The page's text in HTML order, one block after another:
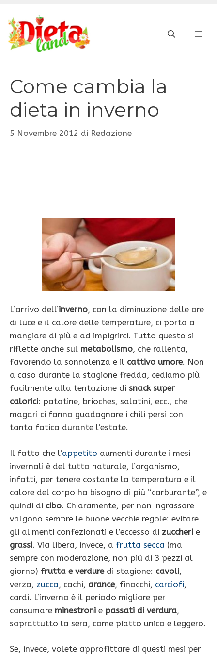
contenuto
Come cambia la
dieta in inverno
5 Novembre 2012 di Redazione
L’arrivo dell’inverno, con la diminuzione delle ore
di luce e il calore delle temperature, ci porta a
mangiare di più e ad impigrirci. Tutto questo si
riflette anche sul metabolismo, che rallenta,
favorendo la sonnolenza e il cattivo umore. Non
a caso durante la stagione fredda, cediamo più
facilmente alla tentazione di snack super
calorici: patatine, brioches, salatini, ecc., che
magari ci fanno guadagnare i chili persi con
tanta fatica durante l’estate.
Il fatto che l’appetito aumenti durante i mesi
invernali è del tutto naturale, l’organismo,
infatti, per tenere costante la temperatura e il
calore del corpo ha bisogno di più “carburante”, e
quindi di cibo. Chiaramente, per non ingrassare
valgono sempre le buone vecchie regole: evitare
gli alimenti confezionati e l’eccesso di zuccheri e
grassi. Via libera, invece, a frutta secca (ma
sempre con moderazione, non più di 3 pezzi al
giorno) frutta e verduredi stagione: cavoli,
verza, zucca, cachi, arance, finocchi, carciofi,
cardi. L’inverno è il periodo migliore per
consumare minestroni e passati di verdura,
soprattutto la sera, come piatto unico e leggero.
Se, invece, volete approfittare di questi mesi per